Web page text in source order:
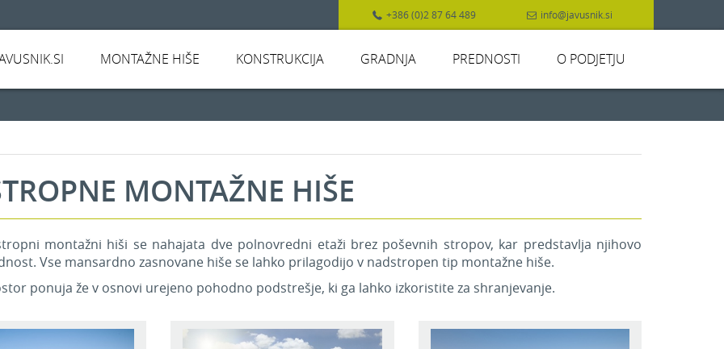
+386 (0)2 87 64 489 info@javusnik.si
MONTAŽNE HIŠE KONSTRUKCIJA GRADNJA PREDNOSTI O PODJETJU
MONTAŽNE HIŠE
montažni hiši se nahajata dve polnovredni etaži brez poševnih stropov, kar predstavlja njihovo
Vse mansardno zasnovane hiše se lahko prilagodijo v nadstropen tip montažne hiše.
ponuja že v osnovi urejeno pohodno podstrešje, ki ga lahko izkoristite za shranjevanje.